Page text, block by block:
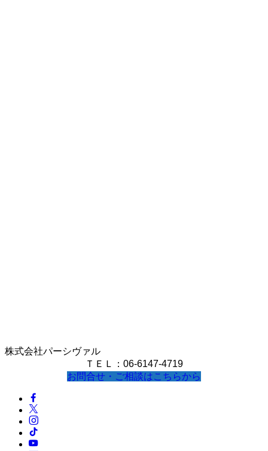
株式会社パーシヴァル
ＴＥＬ：06-6147-4719
お問合せ・ご相談はこちらから